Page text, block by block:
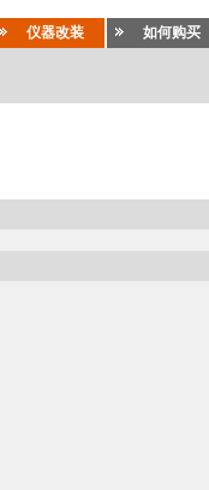
仪器改装 如何购买